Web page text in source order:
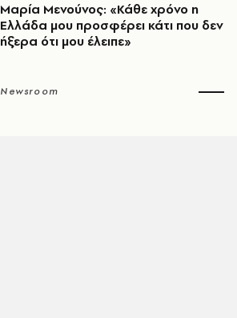
Μαρία Μενούνος: «Κάθε χρόνο η
Ελλάδα μου προσφέρει κάτι που δεν
ήξερα ότι μου έλειπε»
Newsroom